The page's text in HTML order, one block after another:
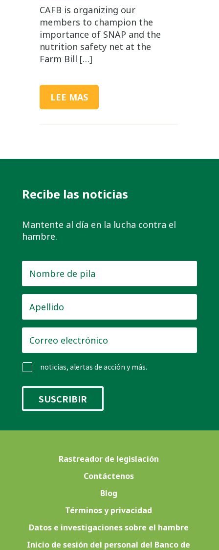
CAFB is organizing our
members to champion the
importance of SNAP and the
nutrition safety net at the
Farm Bill […]
LEE MAS
Recibe las noticias
Mantente al día en la lucha contra el
hambre.
de
pila *
electrónico *
noticias, alertas de acción y más.
Rastreador de legislación
Contáctenos
Blog
Términos y privacidad
Datos e investigaciones sobre el hambre
Inicio de sesión del personal del Banco de